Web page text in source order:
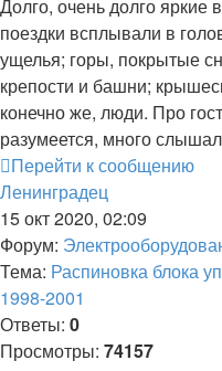
Долго, очень долго яркие
поездки всплывали в
ущелья; горы, покрытые
крепости и башни;
конечно же, люди. Про
разумеется, много
Перейти к сообщению
Ленинградец
15 окт 2020, 02:09
Форум:
Тема: Распиновка блока
1998-2001
Ответы: 0
Просмотры: 74157